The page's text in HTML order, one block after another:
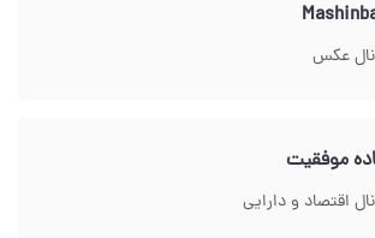
عکس
موفقیت
اقتصاد و دارایی